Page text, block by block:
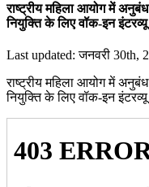
राष्ट्रीय महिला आयोग में
नियुक्ति के लिए वॉक-इन इंटरव्यू
Last updated: जनवरी 30th,
राष्ट्रीय महिला आयोग में
नियुक्ति के लिए वॉक-इन इंटरव्यू